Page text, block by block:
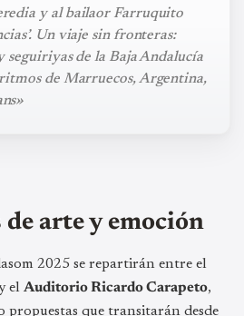
y al bailaor Farruquito
Un viaje sin fronteras:
seguiriyas de la Baja Andalucía
de Marruecos, Argentina,
de arte y emoción
2025 se repartirán entre el
el Auditorio Ricardo Carapeto,
propuestas que transitarán desde